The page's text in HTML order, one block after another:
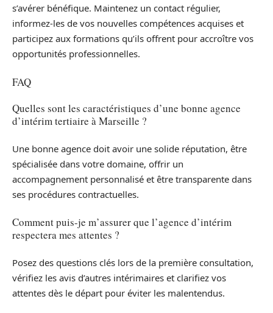
s’avérer bénéfique. Maintenez un contact régulier,
informez-les de vos nouvelles compétences acquises et
participez aux formations qu’ils offrent pour accroître vos
opportunités professionnelles.
FAQ
Quelles sont les caractéristiques d’une bonne agence
d’intérim tertiaire à Marseille ?
Une bonne agence doit avoir une solide réputation, être
spécialisée dans votre domaine, offrir un
accompagnement personnalisé et être transparente dans
ses procédures contractuelles.
Comment puis-je m’assurer que l’agence d’intérim
respectera mes attentes ?
Posez des questions clés lors de la première consultation,
vérifiez les avis d’autres intérimaires et clarifiez vos
attentes dès le départ pour éviter les malentendus.